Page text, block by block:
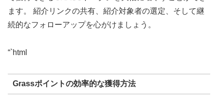
ます。 紹介リンクの共有、紹介対象者の選定、そして継
続的なフォローアップを心がけましょう。
“`html
Grassポイントの効率的な獲得方法